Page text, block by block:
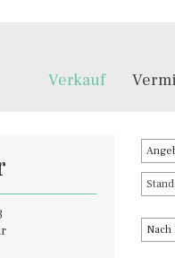
Verkauf